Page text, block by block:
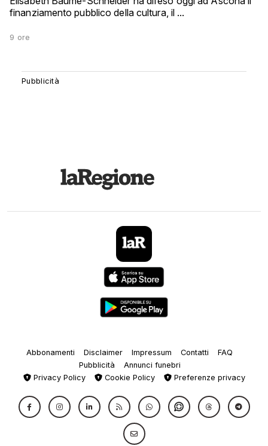
finanziamento pubblico della cultura, il ...
9 ore
Abbonamenti Disclaimer Impressum Contatti
FAQ
Pubblicità
Annunci funebri
Privacy Policy
Cookie Policy Preferenze privacy